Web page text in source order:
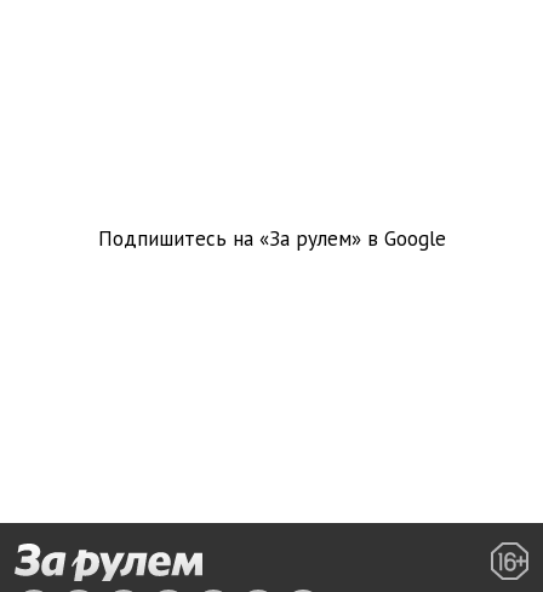
Подпишитесь на «За рулем» в Google